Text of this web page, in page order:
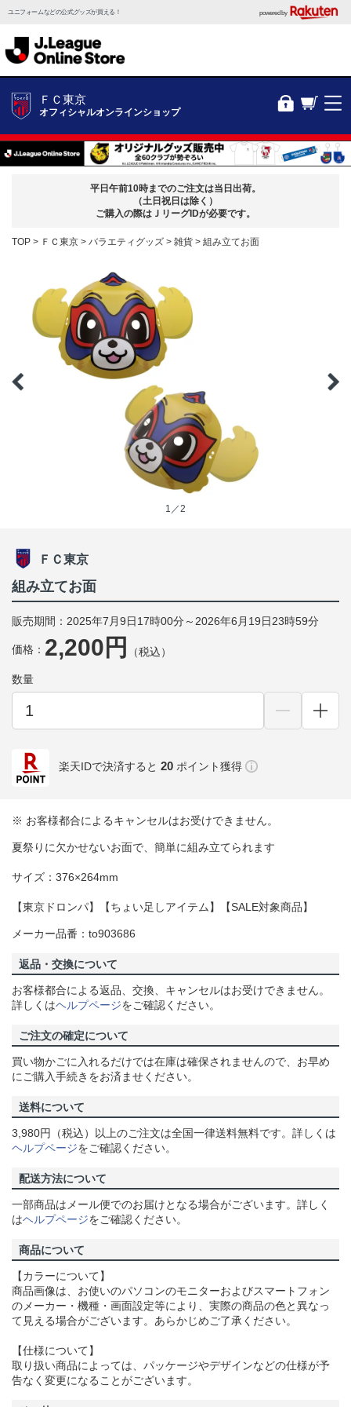
ユニフォームなどの公式グッズが買える！ powered by
ＦＣ東京
オフィシャルオンラインショップ
平日午前10時までのご注文は当日出荷。
（土日祝日は除く）
ご購入の際はＪリーグIDが必要です。
TOP ＦＣ東京 バラエティグッズ 雑貨 組み立てお面
1／2
ＦＣ東京
組み立てお面
販売期間：2025年7月9日17時00分～2026年6月19日23時59分
価格： 2,200円 （税込）
数量
楽天IDで決済すると 20 ポイント獲得
※ お客様都合によるキャンセルはお受けできません。
夏祭りに欠かせないお面で、簡単に組み立てられます
サイズ：376×264mm
【東京ドロンパ】【ちょい足しアイテム】【SALE対象商品】
メーカー品番：to903686
返品・交換について
お客様都合による返品、交換、キャンセルはお受けできません。
詳しくはヘルプページをご確認ください。
ご注文の確定について
買い物かごに入れるだけでは在庫は確保されませんので、お早め
にご購入手続きをお済ませください。
送料について
3,980円（税込）以上のご注文は全国一律送料無料です。詳しくは
ヘルプページをご確認ください。
配送方法について
一部商品はメール便でのお届けとなる場合がございます。詳しく
はヘルプページをご確認ください。
商品について
【カラーについて】
商品画像は、お使いのパソコンのモニターおよびスマートフォン
のメーカー・機種・画面設定等により、実際の商品の色と異なっ
て見える場合がございます。あらかじめご了承ください。
【仕様について】
取り扱い商品によっては、パッケージやデザインなどの仕様が予
告なく変更になることがございます。